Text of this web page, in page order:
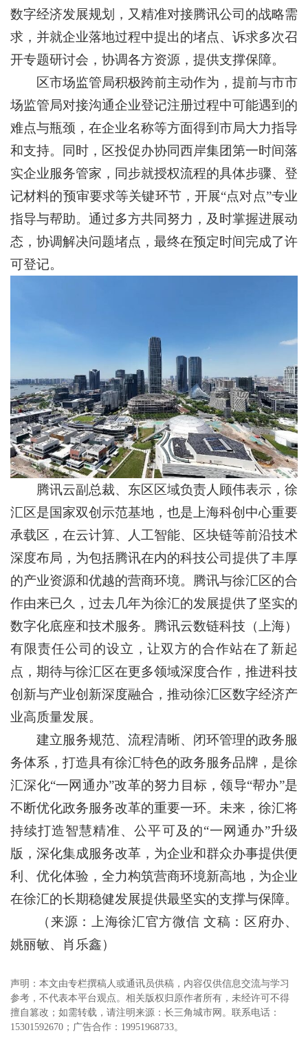
数字经济发展规划，又精准对接腾讯公司的战略需
求，并就企业落地过程中提出的堵点、诉求多次召
开专题研讨会，协调各方资源，提供支撑保障。
区市场监管局积极跨前主动作为，提前与市市
场监管局对接沟通企业登记注册过程中可能遇到的
难点与瓶颈，在企业名称等方面得到市局大力指导
和支持。同时，区投促办协同西岸集团第一时间落
实企业服务管家，同步就授权流程的具体步骤、登
记材料的预审要求等关键环节，开展“点对点”专业
指导与帮助。通过多方共同努力，及时掌握进展动
态，协调解决问题堵点，最终在预定时间完成了许
可登记。
腾讯云副总裁、东区区域负责人顾伟表示，徐
汇区是国家双创示范基地，也是上海科创中心重要
承载区，在云计算、人工智能、区块链等前沿技术
深度布局，为包括腾讯在内的科技公司提供了丰厚
的产业资源和优越的营商环境。腾讯与徐汇区的合
作由来已久，过去几年为徐汇的发展提供了坚实的
数字化底座和技术服务。腾讯云数链科技（上海）
有限责任公司的设立，让双方的合作站在了新起
点，期待与徐汇区在更多领域深度合作，推进科技
创新与产业创新深度融合，推动徐汇区数字经济产
业高质量发展。
建立服务规范、流程清晰、闭环管理的政务服
务体系，打造具有徐汇特色的政务服务品牌，是徐
汇深化“一网通办”改革的努力目标，领导“帮办”是
不断优化政务服务改革的重要一环。未来，徐汇将
持续打造智慧精准、公平可及的“一网通办”升级
版，深化集成服务改革，为企业和群众办事提供便
利、优化体验，全力构筑营商环境新高地，为企业
在徐汇的长期稳健发展提供最坚实的支撑与保障。
（来源：上海徐汇官方微信 文稿：区府办、
姚丽敏、肖乐鑫）
声明：本文由专栏撰稿人或通讯员供稿，内容仅供信息交流与学习
参考，不代表本平台观点。相关版权归原作者所有，未经许可不得
擅自篡改；如需转载，请注明来源：长三角城市网。联系电话：
15301592670；广告合作：19951968733。